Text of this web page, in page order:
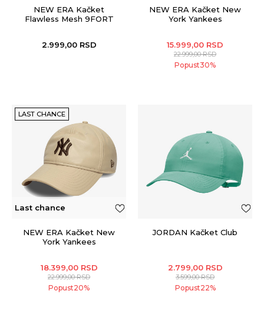
NEW ERA Kačket
Flawless Mesh 9FORT
2.999,00 RSD
NEW ERA Kačket New
York Yankees
15.999,00 RSD
22.999,00RSD
Popust30%
LAST CHANCE
Last chance
NEW ERA Kačket New
York Yankees
18.399,00 RSD
22.999,00RSD
Popust20%
JORDAN Kačket Club
2.799,00 RSD
3.599,00RSD
Popust22%